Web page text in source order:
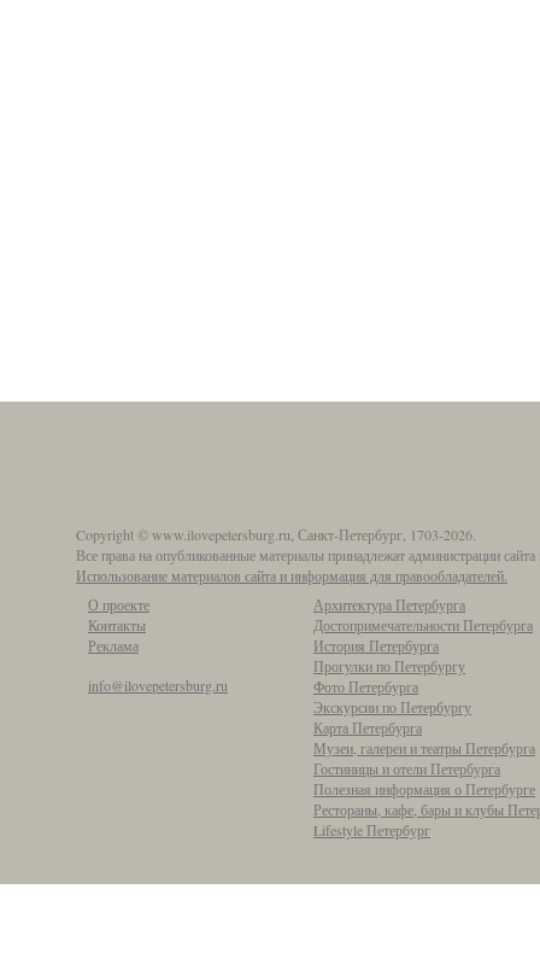
Copyright © www.ilovepetersburg.ru, Санкт-Петербург, 1703-2026.
Все права на опубликованные материалы принадлежат администрации
Использование материалов сайта и информация для правообладателей.
О проекте
Контакты
Реклама
info@ilovepetersburg.ru
Архитектура Петербурга
Достопримечательности Петербурга
История Петербурга
Прогулки по Петербургу
Фото Петербурга
Экскурсии по Петербургу
Карта Петербурга
Музеи, галереи и театры Петербурга
Гостиницы и отели Петербурга
Полезная информация о Петербурге
Рестораны, кафе, бары и клубы
Lifestyle Петербург